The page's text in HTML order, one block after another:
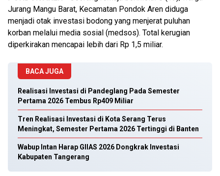
Jurang Mangu Barat, Kecamatan Pondok Aren diduga
menjadi otak investasi bodong yang menjerat puluhan
korban melalui media sosial (medsos). Total kerugian
diperkirakan mencapai lebih dari Rp 1,5 miliar.
BACA JUGA
Realisasi Investasi di Pandeglang Pada Semester
Pertama 2026 Tembus Rp409 Miliar
Tren Realisasi Investasi di Kota Serang Terus
Meningkat, Semester Pertama 2026 Tertinggi di Banten
Wabup Intan Harap GIIAS 2026 Dongkrak Investasi
Kabupaten Tangerang